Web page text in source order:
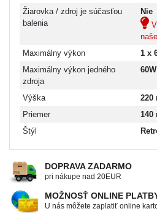
Žiarovka / zdroj je súčasťou
balenia
Nie
Maximálny výkon
1 x
Maximálny výkon jedného
zdroja
60W
Výška
220
Priemer
140
Štýl
DOPRAVA ZADARMO
pri nákupe nad 20EUR
MOŽNOSŤ ONLINE
U nás môžete zaplatiť online